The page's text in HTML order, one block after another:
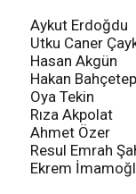
Aykut Erdoğdu
Utku Caner
Hasan Akgün
Hakan
Oya Tekin
Rıza Akpolat
Ahmet Özer
Resul Emrah
Ekrem